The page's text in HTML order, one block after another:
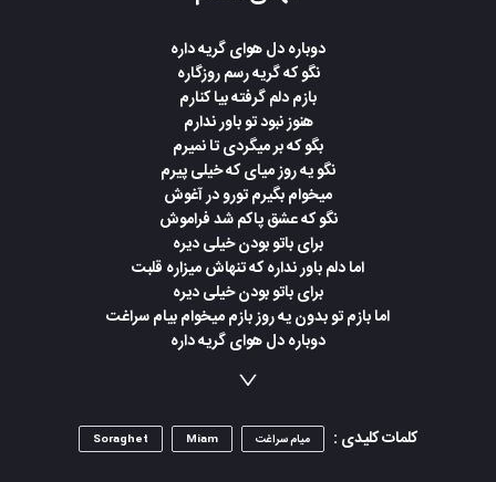
دوباره دل هوای گریه داره
نگو که گریه رسم روزگاره
بازم دلم گرفته بیا کنارم
هنوز نبود تو باور ندارم
بگو که بر میگردی تا نمیرم
نگو یه روز میای که خیلی پیرم
میخوام بگیرم تورو در آغوش
نگو که عشق پاکم شد فراموش
برای باتو بودن خیلی دیره
اما دلم باور نداره که تنهاش میزاره قلبت
برای باتو بودن خیلی دیره
اما بازم تو بدون یه روز بازم میخوام بیام سراغت
دوباره دل هوای گریه داره
چشای من میباره تو شب های تارم
کلمات کلیدی :
میام سراغت Miam
Soraghet